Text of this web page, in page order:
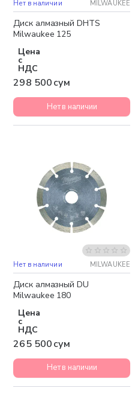
Нет в наличии MILWAUKEE
Диск алмазный DHTS
Milwaukee 125
Цена
с
НДС
298 500 сум
Нет в наличии
Нет в наличии MILWAUKEE
Диск алмазный DU
Milwaukee 180
Цена
с
НДС
265 500 сум
Нет в наличии